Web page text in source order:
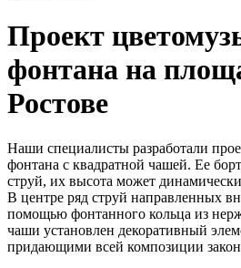
Проект
фонтана на
Ростове
Наши специалисты разработали
фонтана с квадратной чашей. Ее
струй, их высота может
В центре ряд струй направленных
помощью фонтанного кольца из
чаши установлен декоративный
придающими всей композиции